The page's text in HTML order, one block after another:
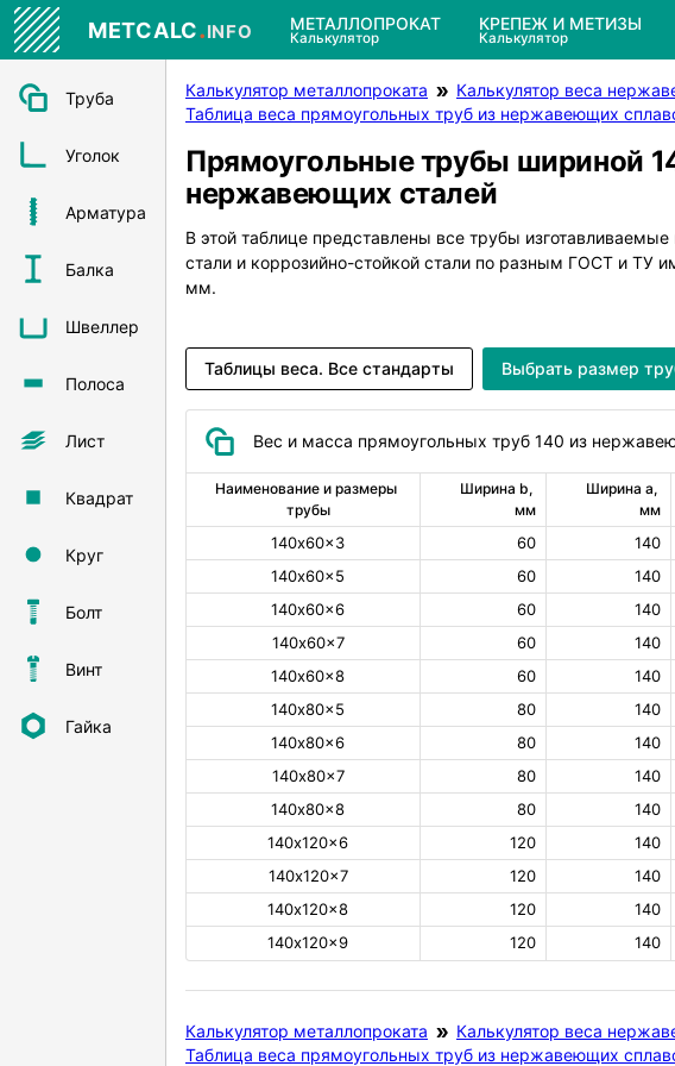
METCALC.INFO МЕТАЛЛОПРОКАТ
Калькулятор
КРЕПЕЖ И МЕТИЗЫ
Калькулятор
Труба
Уголок
Арматура
Балка
Швеллер
Полоса
Лист
Квадрат
Круг
Болт
Винт
Гайка
Калькулятор металлопроката Калькулятор веса
Таблица веса прямоугольных труб из нержавеющих
Прямоугольные трубы шириной
нержавеющих сталей
В этой таблице представлены все трубы
стали и коррозийно-стойкой стали по разным ГОСТ и ТУ
мм.
Таблицы веса. Все стандарты Выбрать размер
Вес и масса прямоугольных труб 140 из
Наименование и размеры
трубы
Ширина b,
мм
Ширина a,
мм
140х60×3 60 140
140х60×5
60 140
140х60×6
60 140
140х60×7
60 140
140х60×8
60 140
140х80×5
80 140
140х80×6
80 140
140х80×7
80 140
140х80×8
80 140
140х120×6
120 140
140х120×7
120 140
140х120×8
120 140
140х120×9
120 140
Калькулятор металлопроката Калькулятор веса
Таблица веса прямоугольных труб из нержавеющих